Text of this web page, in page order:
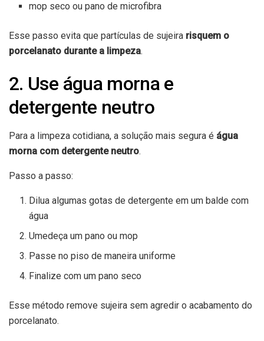
mop seco ou pano de microfibra
Esse passo evita que partículas de sujeira risquem o
porcelanato durante a limpeza.
2. Use água morna e
detergente neutro
Para a limpeza cotidiana, a solução mais segura é água
morna com detergente neutro.
Passo a passo:
Dilua algumas gotas de detergente em um balde com
água
Umedeça um pano ou mop
Passe no piso de maneira uniforme
Finalize com um pano seco
Esse método remove sujeira sem agredir o acabamento do
porcelanato.